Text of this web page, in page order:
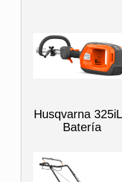
Husqvarna
Batería